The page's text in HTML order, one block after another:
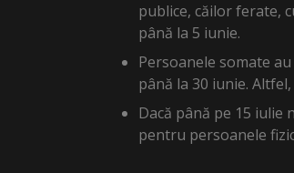
publice, căilor ferate,
până la 5 iunie.
Persoanele somate
până la 30 iunie.
Dacă până pe 15 iulie
pentru persoanele